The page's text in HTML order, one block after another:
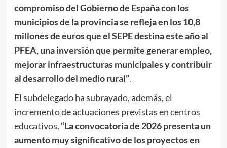
compromiso del Gobierno de España con los
municipios de la provincia se refleja en los 10,8
millones de euros que el SEPE destina este año al
PFEA, una inversión que permite generar empleo,
mejorar infraestructuras municipales y contribuir
al desarrollo del medio rural”.
El subdelegado ha subrayado, además, el
incremento de actuaciones previstas en centros
educativos. “La convocatoria de 2026 presenta un
aumento muy significativo de los proyectos en